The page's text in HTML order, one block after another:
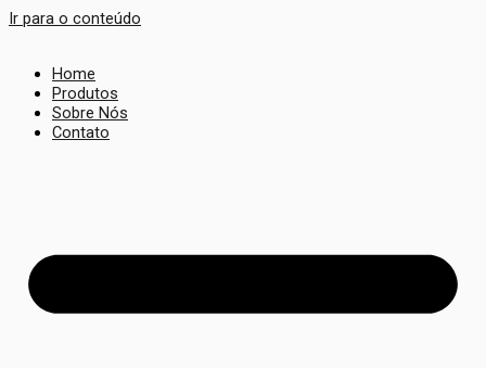
Ir para o conteúdo
Home
Produtos
Sobre Nós
Contato